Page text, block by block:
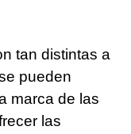
tan distintas a
pueden
marca de las
las